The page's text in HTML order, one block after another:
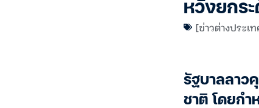
หวังยกร
[ข่าวต่างประเ
รัฐบาลลาว
ชาติ โดยกำ